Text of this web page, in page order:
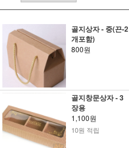
골지상자 - 중(끈-2
개포함)
800원
골지창문상자 - 3
장용
1,100원
10원 적립